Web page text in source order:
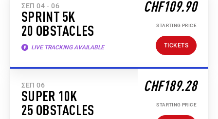
ΣΕΠ 04 - 06
SPRINT 5K
20 OBSTACLES
LIVE TRACKING AVAILABLE
CHF109.90
STARTING PRICE
TICKETS
ΣΕΠ 06
SUPER 10K
25 OBSTACLES
CHF189.28
STARTING PRICE